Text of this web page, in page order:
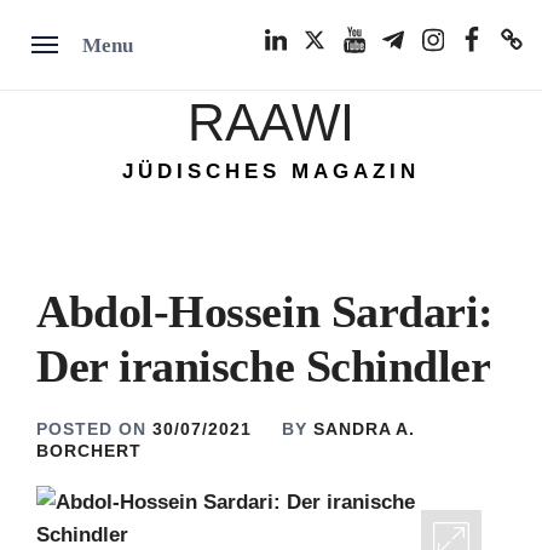
Menu
RAAWI
JÜDISCHES MAGAZIN
Abdol-Hossein Sardari:
Der iranische Schindler
POSTED ON 30/07/2021 BY SANDRA A.
BORCHERT